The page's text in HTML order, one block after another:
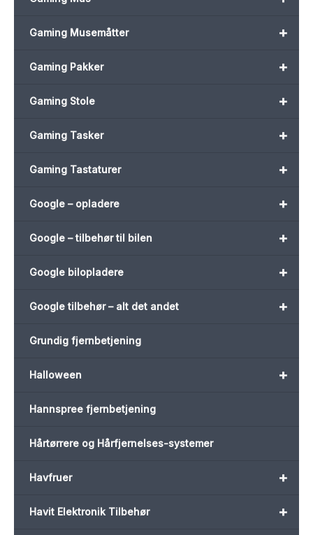
+
Gaming Musemåtter
+
Gaming Pakker
+
Gaming Stole
+
Gaming Tasker
+
Gaming Tastaturer
+
Google – opladere
+
Google – tilbehør til bilen
+
Google bilopladere
+
Google tilbehør – alt det andet
Grundig fjernbetjening
+
Halloween
Hannspree fjernbetjening
Hårtørrere og Hårfjernelses-systemer
+
Havfruer
+
Havit Elektronik Tilbehør